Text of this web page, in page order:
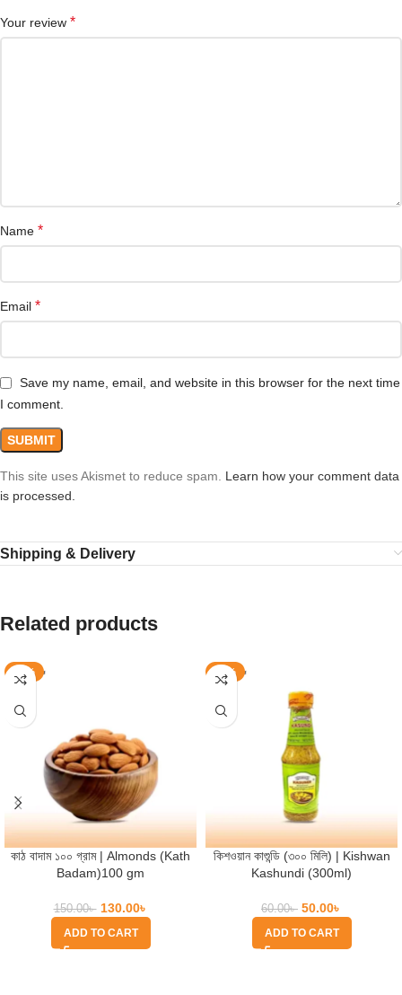
Your review *
Name *
Email *
Save my name, email, and website in this browser for the next time
I comment.
This site uses Akismet to reduce spam. Learn how your comment data
is processed.
Shipping & Delivery
Related products
-13%
কাঠ বাদাম ১০০ গ্রাম | Almonds (Kath
Badam)100 gm
150.00৳ 130.00৳
ADD TO CART
-17%
কিশওয়ান কাশুন্ডি (৩০০ মিলি) | Kishwan
Kashundi (300ml)
60.00৳ 50.00৳
ADD TO CART